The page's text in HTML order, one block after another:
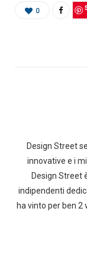
0
Design Street
innovative e i
Design Street
indipendenti
ha vinto per ben 2